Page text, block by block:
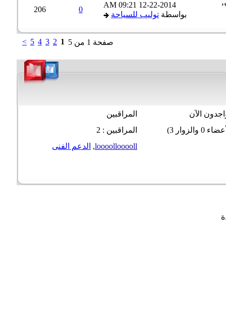
12-22-2014
09:21 AM
بواسطةتوليب للسياحة
206
صفحة 1 من 5 4
5
>
الآن
المراقبين
المراقبين : 2
loooollooooll
,الدعم الفنى